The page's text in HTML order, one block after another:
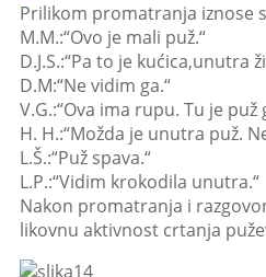
Prilikom promatranja iznose
M.M.:“Ovo je mali puž.“
D.J.S.:“Pa to je kućica,unutra
D.M:“Ne vidim ga.“
V.G.:“Ova ima rupu. Tu je puž
H. H.:“Možda je unutra puž.
L.Š.:“Puž spava.“
L.P.:“Vidim krokodila unutra.“
Nakon promatranja i
likovnu aktivnost crtanja